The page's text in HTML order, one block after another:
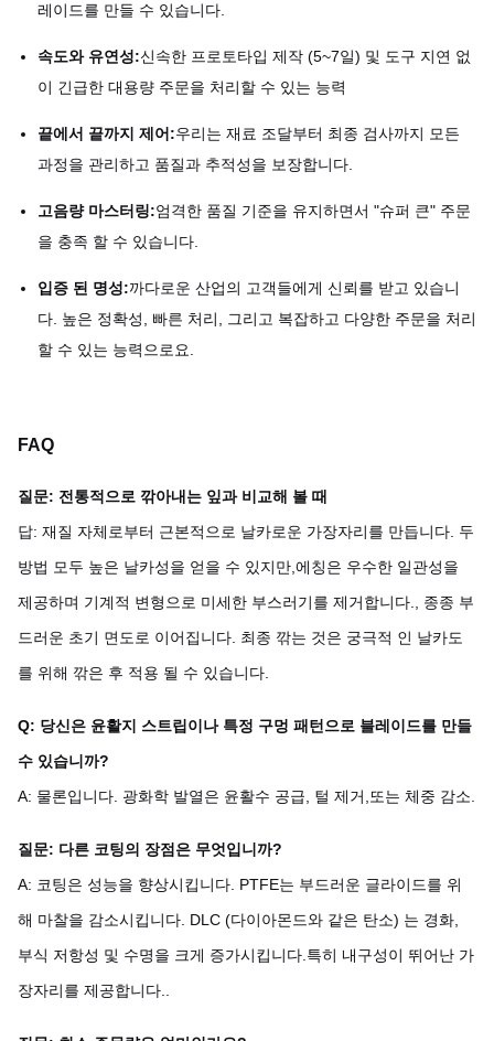
레이드를 만들 수 있습니다.
속도와 유연성:신속한 프로토타입 제작 (5~7일) 및 도구 지연 없
이 긴급한 대용량 주문을 처리할 수 있는 능력
끝에서 끝까지 제어:우리는 재료 조달부터 최종 검사까지 모든
과정을 관리하고 품질과 추적성을 보장합니다.
고음량 마스터링:엄격한 품질 기준을 유지하면서 "슈퍼 큰" 주문
을 충족 할 수 있습니다.
입증 된 명성:까다로운 산업의 고객들에게 신뢰를 받고 있습니
다. 높은 정확성, 빠른 처리, 그리고 복잡하고 다양한 주문을 처리
할 수 있는 능력으로요.
FAQ
질문: 전통적으로 깎아내는 잎과 비교해 볼 때
답: 재질 자체로부터 근본적으로 날카로운 가장자리를 만듭니다. 두
방법 모두 높은 날카성을 얻을 수 있지만,에칭은 우수한 일관성을
제공하며 기계적 변형으로 미세한 부스러기를 제거합니다., 종종 부
드러운 초기 면도로 이어집니다. 최종 깎는 것은 궁극적 인 날카도
를 위해 깎은 후 적용 될 수 있습니다.
Q: 당신은 윤활지 스트립이나 특정 구멍 패턴으로 블레이드를 만들
수 있습니까?
A: 물론입니다. 광화학 발열은 윤활수 공급, 털 제거,또는 체중 감소.
질문: 다른 코팅의 장점은 무엇입니까?
A: 코팅은 성능을 향상시킵니다. PTFE는 부드러운 글라이드를 위
해 마찰을 감소시킵니다. DLC (다이아몬드와 같은 탄소) 는 경화,
부식 저항성 및 수명을 크게 증가시킵니다.특히 내구성이 뛰어난 가
장자리를 제공합니다..